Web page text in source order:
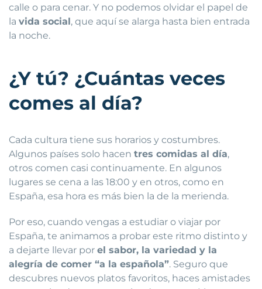
calle o para cenar. Y no podemos olvidar el papel de
la vida social , que aquí se alarga hasta bien entrada
la noche.
¿Y tú? ¿Cuántas veces
comes al día?
Cada cultura tiene sus horarios y costumbres.
Algunos países solo hacen tres comidas al día,
otros comen casi continuamente. En algunos
lugares se cena a las 18:00 y en otros, como en
España, esa hora es más bien la de la merienda.
Por eso, cuando vengas a estudiar o viajar por
España, te animamos a probar este ritmo distinto y
a dejarte llevar por el sabor, la variedad y la
alegría de comer “a la española”. Seguro que
descubres nuevos platos favoritos, haces amistades